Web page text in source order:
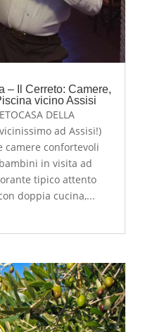
– Il Cerreto: Camere,
vicino Assisi
DELLA
ad Assisi!)
camere confortevoli
in visita ad
tipico attento
doppia cucina,...